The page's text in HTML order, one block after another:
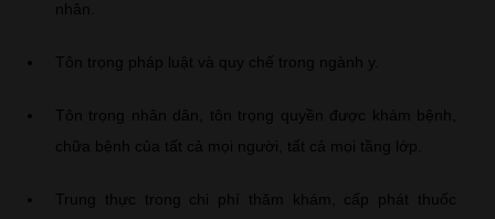
nhân.
Tôn trọng pháp luật và quy chế trong ngành y.
Tôn trọng nhân dân, tôn trọng quyền được khám bệnh,
chữa bệnh của tất cả mọi người, tất cả mọi tầng lớp.
Trung thực trong chi phí thăm khám, cấp phát thuốc